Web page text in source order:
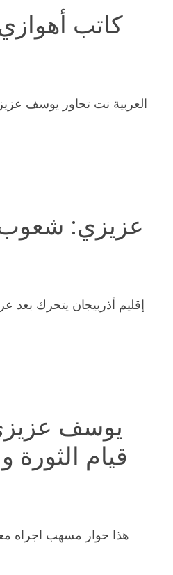
كاتب
عزيزي: شعوب
إقليم أذربيجان يتحرك بعد
يوسف
قيام الثورة